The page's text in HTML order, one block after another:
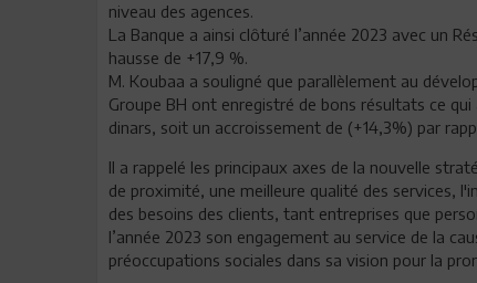
niveau des agences.
La Banque a ainsi clôturé l’année 2023 avec un
hausse de +17,9 %.
M. Koubaa a souligné que parallèlement au
Groupe BH ont enregistré de bons résultats ce
dinars, soit un accroissement de (+14,3%) par
Il a rappelé les principaux axes de la nouvelle
de proximité, une meilleure qualité des services,
des besoins des clients, tant entreprises que
l’année 2023 son engagement au service de la
préoccupations sociales dans sa vision pour la